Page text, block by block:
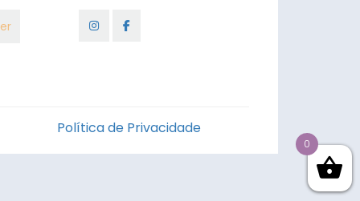
Política de Privacidade
0